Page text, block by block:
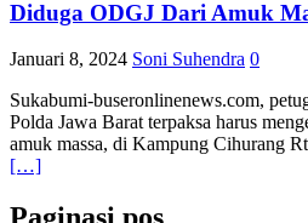
Diduga ODGJ Dari Amuk
Januari 8, 2024 Soni Suhendra 0
Sukabumi-buseronlinenews.com,
Polda Jawa Barat terpaksa harus
amuk massa, di Kampung Cihurang
[…]